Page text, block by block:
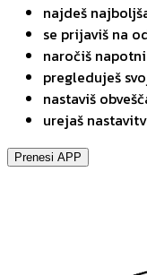
najdeš
se prijaviš na
naročiš
pregleduješ
nastaviš
urejaš
Prenesi APP